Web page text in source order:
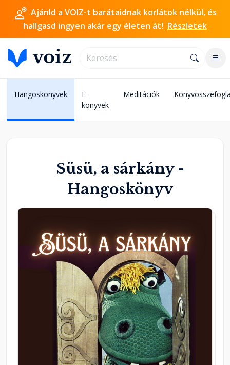
Ajánld a VOIZ-t barátaidnak korlátok nélkül, és
hallgasd ingyen akár egy életen át! Részletek
Hangoskönyvek
E-
könyvek
Meditációk
Süsü, a sárkány -
Hangoskönyv